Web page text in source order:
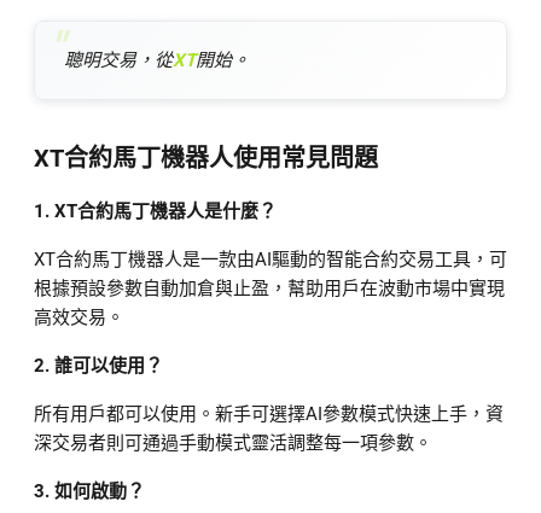
聰明交易，從XT開始。
XT合約馬丁機器人使用常見問題
1. XT合約馬丁機器人是什麼？
XT合約馬丁機器人是一款由AI驅動的智能合約交易工具，可
根據預設參數自動加倉與止盈，幫助用戶在波動市場中實現
高效交易。
2. 誰可以使用？
所有用戶都可以使用。新手可選擇AI參數模式快速上手，資
深交易者則可通過手動模式靈活調整每一項參數。
3. 如何啟動？